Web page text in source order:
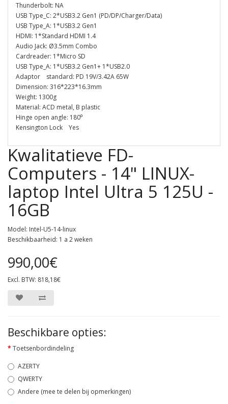
Thunderbolt: NA
USB Type_C: 2*USB3.2 Gen1 (PD/DP/Charger/Data)
USB Type_A: 1*USB3.2 Gen1
HDMI: 1*Standard HDMI 1.4
Audio Jack: Ø3.5mm Combo
Cardreader: 1*Micro SD
USB Type_A: 1*USB3.2 Gen1+ 1*USB2.0
Adaptor standard: PD 19V/3.42A 65W
Dimension: 316*223*16.3mm
Weight: 1300g
Material: ACD metal, B plastic
Hinge open angle: 180⁰
Kensington Lock Yes
Kwalitatieve FD-
Computers - 14" LINUX-
laptop Intel Ultra 5 125U -
16GB
Model: Intel-U5-14-linux
Beschikbaarheid: 1 a 2 weken
990,00€
Excl. BTW: 818,18€
Beschikbare opties:
Toetsenbordindeling
AZERTY
QWERTY
Andere (mee te delen bij opmerkingen)